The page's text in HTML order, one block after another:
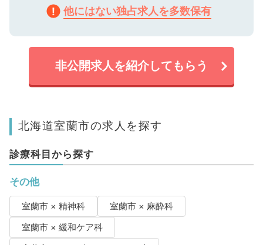
他にはない独占求人を多数保有
非公開求人を紹介してもらう
北海道室蘭市の求人を探す
診療科目から探す
その他
室蘭市 × 精神科
室蘭市 × 麻酔科
室蘭市 × 緩和ケア科